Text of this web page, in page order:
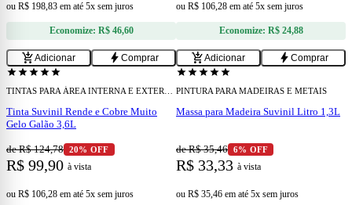
ou R$ 198,83 em até 5x sem juros
Economize: R$ 46,60
add_shopping_cartAdicionar bolt Comprar
ou R$ 106,28 em até 5x sem juros
Economize: R$ 24,88
add_shopping_cartAdicionar bolt Comprar
add
starstarstarstarstar
Tinta Suvinil Rende e Cobre Muito
Gelo Galão 3,6L
de R$ 124,78 20% OFF
R$ 99,90 à vista
ou R$ 106,28 em até 5x sem juros
confirmation_numberCupom 15% OFF
add
starstarstarstarstar
PINTURA PARA MADEIRAS E METAIS
Massa para Madeira Suvinil Litro 1,3L
de R$ 35,46 6% OFF
R$ 33,33 à vista
ou R$ 35,46 em até 5x sem juros